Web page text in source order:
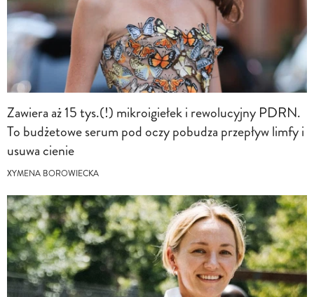
Zawiera aż 15 tys.(!) mikroigiełek i rewolucyjny PDRN.
To budżetowe serum pod oczy pobudza przepływ limfy i
usuwa cienie
XYMENA BOROWIECKA